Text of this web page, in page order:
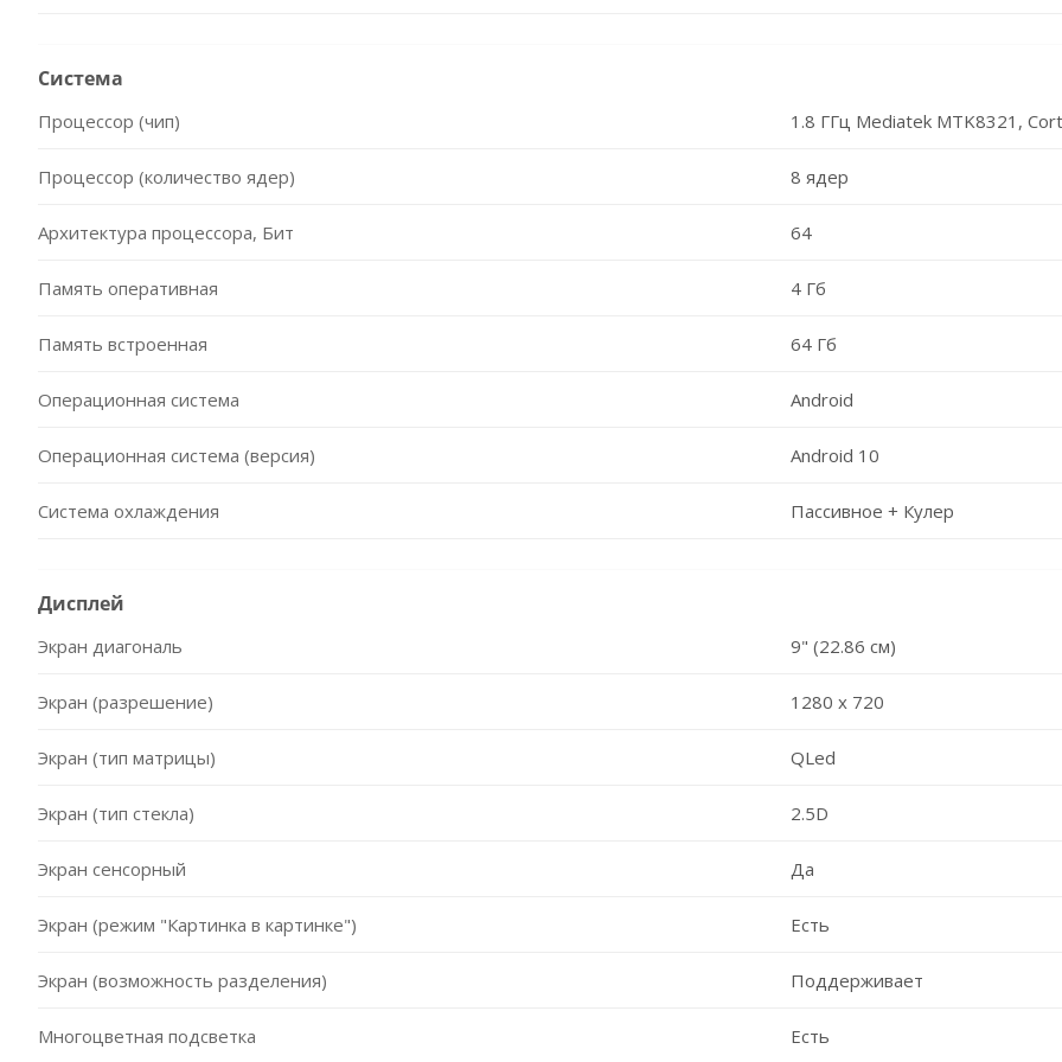
Система
Процессор (чип) 1.8 ГГц Mediatek MTK8321,
Процессор (количество ядер) 8 ядер
Архитектура процессора, Бит 64
Память оперативная 4 Гб
Память встроенная 64 Гб
Операционная система Android
Операционная система (версия) Android 10
Система охлаждения Пассивное + Кулер
Дисплей
Экран диагональ 9" (22.86 см)
Экран (разрешение) 1280 х 720
Экран (тип матрицы) QLed
Экран (тип стекла) 2.5D
Экран сенсорный Да
Экран (режим "Картинка в картинке") Есть
Экран (возможность разделения) Поддерживает
Многоцветная подсветка Есть